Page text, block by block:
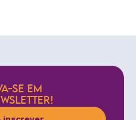
SE EM